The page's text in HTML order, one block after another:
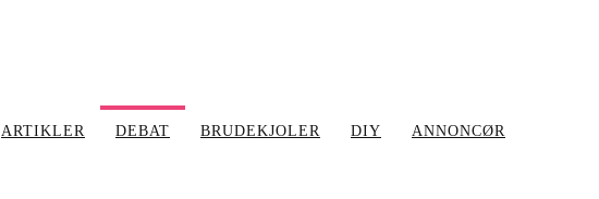
ARTIKLER DEBAT BRUDEKJOLER DIY ANNONCØR